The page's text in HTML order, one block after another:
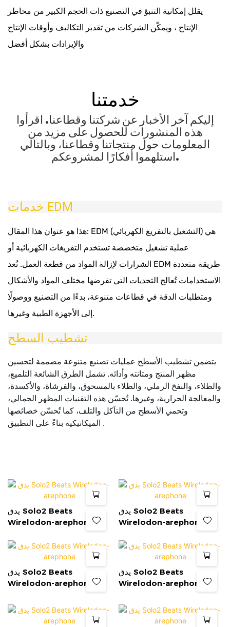
يقلل إمكانية التنبؤ في التصنيع ذات الحجم الكبير من مخاطر
الإنتاج ، ويمكّن الشركات من تقدير التكاليف وأوقات الإنتاج
والإيرادات بشكل أفضل
خدمتنا
إليكم آخر الأخبار عن شركتنا وقطاعنا. اقرأوا
هذه المنشورات للحصول على مزيد من
المعلومات حول منتجاتنا وقطاعنا، وبالتالي
استلهموا أفكارًا لمشروعكم.
خدمات EDM
هذا هو عنوان هذا المقال: EDM (التشغيل بالتفريغ الكهربائي) هي
عملية تشغيل متخصصة تستخدم التفريغات الكهربائية أو
الشرارات لإزالة المواد من قطعة العمل. تُعد EDM طريقة متعددة
الاستخدامات تُعالج التحديات التي تفرضها مختلف المواد والأشكال
ومتطلبات الدقة في قطاعات متنوعة، بدءًا من التصنيع ووصولًا
إلى الأجهزة الطبية وغيرها.
تشطيب السطح
يتضمن تشطيب الأسطح عمليات تصنيع متنوعة مصممة لتحسين
مظهر المنتج ومتانته وأدائه. تشمل الطرق الشائعة التلميع،
والطلاء، والنفخ الرملي، والطلاء بالمسحوق، والفرشاة، والأكسدة،
والمعالجة الحرارية، وغيرها. تُحسّن هذه التقنيات المظهر الجمالي،
وتحمي الأسطح من التآكل والتلف، كما تُحسّن خصائصها
الميكانيكية بناءً على التطبيق
.
يدق Solo2 Beats
Wirelodon-arephone
يدق Solo2 Beats
Wirelodon-arephone
يدق Solo2 Beats
Wirelodon-arephone
يدق Solo2 Beats
Wirelodon-arephone